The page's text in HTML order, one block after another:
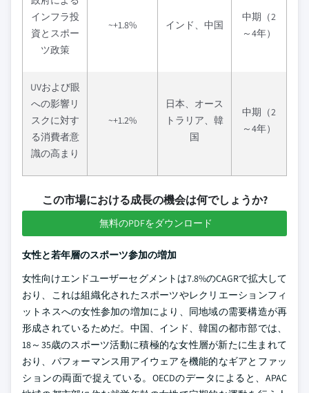
インフラ投
資とスポー
ツ政策
~+1.8% インド、中国
中期（2
～4年）
UVおよび眼
への影響リ
スクに対す
る消費者意
識の高まり
~+1.2%
日本、オース
トラリア、韓
国
中期（2
～4年）
この市場における成長の機会は何でしょうか?
無料のPDFをダウンロード
女性と若年層のスポーツ参加の増加
女性向けエンドユーザーセグメントは7.8%のCAGRで拡大して
おり、これは組織化されたスポーツやレクリエーションフィ
ットネスへの女性参加の増加により、同地域の需要構造が再
形成されているためだ。中国、インド、韓国の都市部では、
18～35歳のスポーツ活動に積極的な女性層が新たに生まれて
おり、パフォーマンス用アイウェアを機能的なギアとファッ
ションの両面で捉えている。OECDのデータによると、APAC